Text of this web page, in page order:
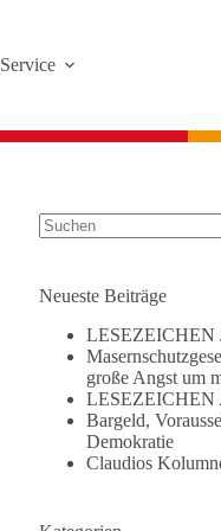
Service
Neueste Beiträge
LESEZEICHEN
große Angst um
LESEZEICHEN
Bargeld,
Demokratie
Claudios